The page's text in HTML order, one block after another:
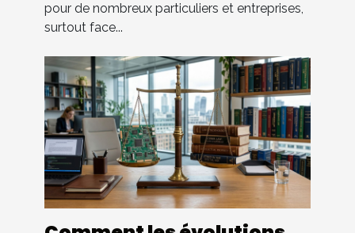
pour de nombreux particuliers et entreprises,
surtout face...